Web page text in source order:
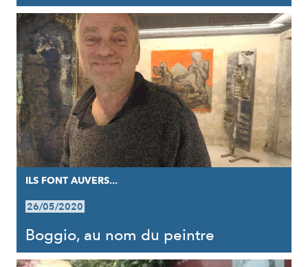
ILS FONT AUVERS...
26/05/2020
Boggio, au nom du peintre